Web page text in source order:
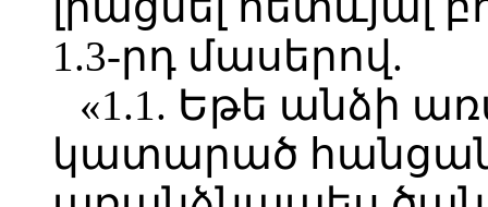
1.3-րդ մասերով.
«1.1. Եթե անձի
կատարած